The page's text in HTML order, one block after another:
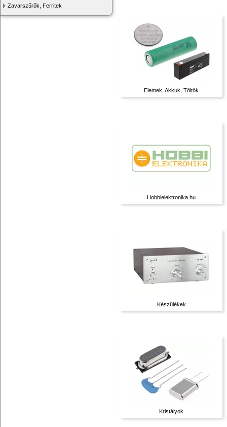
Zavarszűrők, Ferritek
Elemek, Akkuk, Töltők
Hobbielektronika.hu
Készülékek
Kristályok